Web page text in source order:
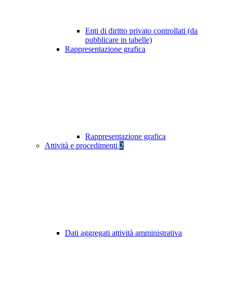
Enti di diritto privato controllati (da
pubblicare in tabelle)
Rappresentazione grafica
Rappresentazione grafica
Attività e procedimenti 2
Dati aggregati attività amministrativa